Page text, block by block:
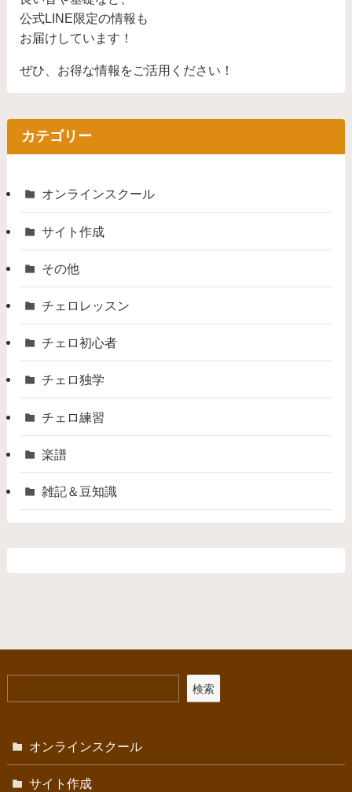
公式LINE限定の情報も
お届けしています！
ぜひ、お得な情報をご活用ください！
カテゴリー
オンラインスクール
サイト作成
その他
チェロレッスン
チェロ初心者
チェロ独学
チェロ練習
楽譜
雑記＆豆知識
検索
オンラインスクール
サイト作成